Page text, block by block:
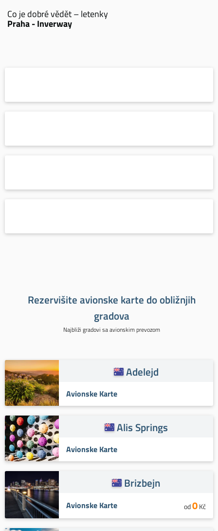
Co je dobré vědět – letenky
Praha - Inverway
Rezervišite avionske karte do obližnjih
gradova
Najbliži gradovi sa avionskim prevozom
Adelejd
Avionske Karte
Alis Springs
Avionske Karte
Brizbejn
Avionske Karte od0Kč